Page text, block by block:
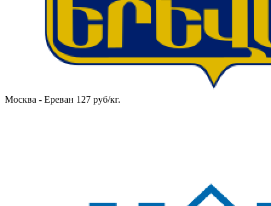
Москва - Ереван 127 руб/кг.